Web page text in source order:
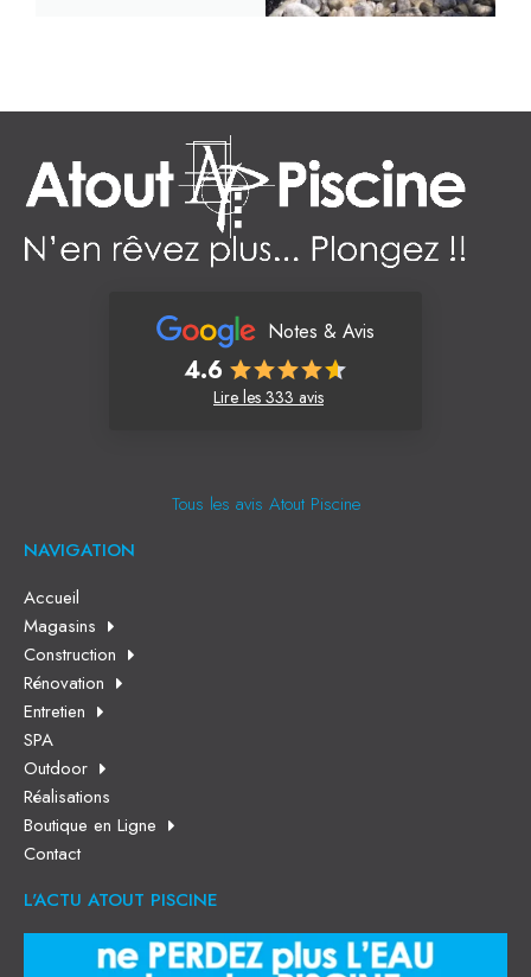
Notes & Avis
4.6
Lire les 333 avis
Tous les avis Atout Piscine
NAVIGATION
Accueil
Magasins
Construction
Rénovation
Entretien
SPA
Outdoor
Réalisations
Boutique en Ligne
Contact
L'ACTU ATOUT PISCINE